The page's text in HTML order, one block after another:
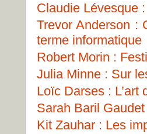
Claudie Lévesque
Trevor Anderson :
terme informatique
Robert Morin :
Julia Minne : Sur
Loïc Darses : L’art
Sarah Baril
Kit Zauhar : Les